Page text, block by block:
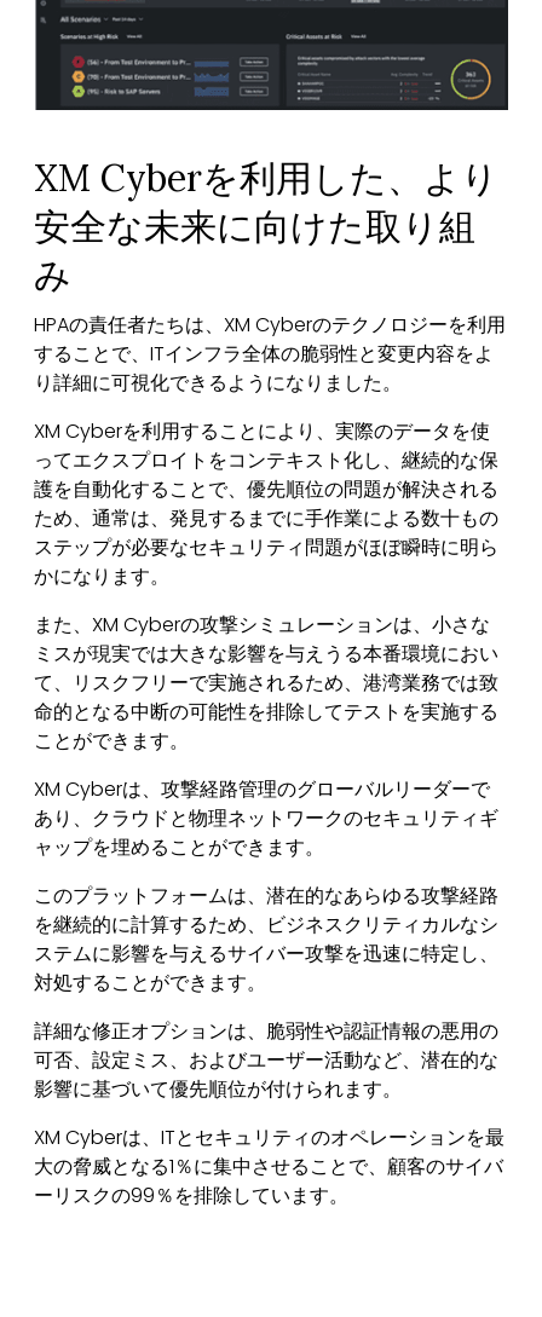
XM Cyberを利用した、より
安全な未来に向けた取り組
み
HPAの責任者たちは、XM Cyberのテクノロジーを利用
することで、ITインフラ全体の脆弱性と変更内容をよ
り詳細に可視化できるようになりました。
XM Cyberを利用することにより、実際のデータを使
ってエクスプロイトをコンテキスト化し、継続的な保
護を自動化することで、優先順位の問題が解決される
ため、通常は、発見するまでに手作業による数十もの
ステップが必要なセキュリティ問題がほぼ瞬時に明ら
かになります。
また、XM Cyberの攻撃シミュレーションは、小さな
ミスが現実では大きな影響を与えうる本番環境におい
て、リスクフリーで実施されるため、港湾業務では致
命的となる中断の可能性を排除してテストを実施する
ことができます。
XM Cyberは、攻撃経路管理のグローバルリーダーで
あり、クラウドと物理ネットワークのセキュリティギ
ャップを埋めることができます。
このプラットフォームは、潜在的なあらゆる攻撃経路
を継続的に計算するため、ビジネスクリティカルなシ
ステムに影響を与えるサイバー攻撃を迅速に特定し、
対処することができます。
詳細な修正オプションは、脆弱性や認証情報の悪用の
可否、設定ミス、およびユーザー活動など、潜在的な
影響に基づいて優先順位が付けられます。
XM Cyberは、ITとセキュリティのオペレーションを最
大の脅威となる1％に集中させることで、顧客のサイバ
ーリスクの99％を排除しています。